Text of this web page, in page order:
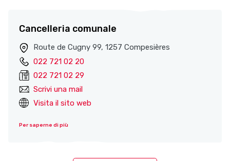
Cancelleria comunale
Route de Cugny 99, 1257 Compesières
022 721 02 20
022 721 02 29
Scrivi una mail
Visita il sito web
Per saperne di più